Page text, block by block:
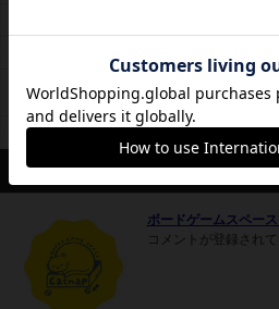
備考
20時以降、お客様がいらっし
ともあります。
席数
スタッフ
ボードゲームスペー
コメントが登録されて